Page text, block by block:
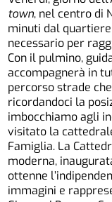
town, nel centro di
minuti dal
necessario per
Con il pulmino,
accompagnerà in
percorso strade
ricordandoci la
imbocchiamo agli
visitato la
Famiglia. La
moderna,
ottenne
immagini e